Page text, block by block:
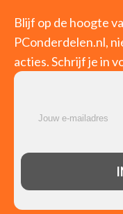
Blijf op de hoogte
PConderdelen.nl,
acties. Schrijf je in